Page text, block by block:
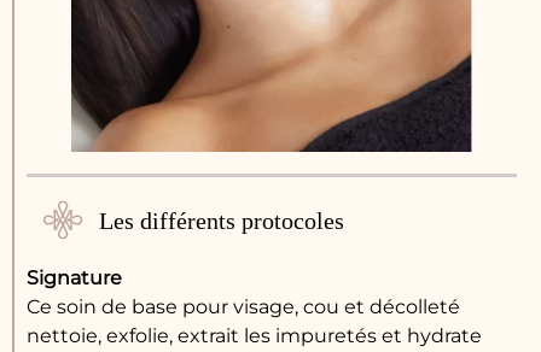
Les différents protocoles
Signature
Ce soin de base pour visage, cou et décolleté
nettoie, exfolie, extrait les impuretés et hydrate